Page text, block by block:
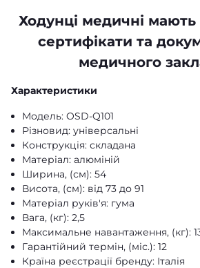
Ходунці медичні мають
сертифікати та
медичного
Характеристики
Модель: OSD-Q101
Різновид: універсальні
Конструкція: складана
Матеріал: алюміній
Ширина, (см): 54
Висота, (см): від 73 до 91
Матеріал руків'я: гума
Вага, (кг): 2,5
Максимальне навантаження, (кг):
Гарантійний термін, (міс.): 12
Країна реєстрації бренду: Італія